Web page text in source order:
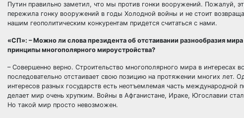
Путин правильно заметил, что мы против гонки вооружений. Пожалуй,
пережила гонку вооружений в годы Холодной войны и не стоит
нашим геополитическим конкурентам придется считаться с нами.
«СП»: – Можно ли слова президента об отстаивании разнообразия
принципы многополярного мироустройства?
– Совершенно верно. Строительство многополярного мира в интересах
последовательно отстаивает свою позицию на протяжении многих лет.
интересов разных государств есть неотъемлемая часть
делает мир очень хрупким. Войны в Афганистане, Ираке, Югославии
Но такой мир просто невозможен.